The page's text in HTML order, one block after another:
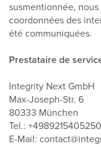
susmentionnée,
coordonnées des
été communiquées.
Prestataire de
Integrity Next GmbH
Max-Joseph-Str. 6
80333 München
Tel.: +4989215405250
E-Mail: